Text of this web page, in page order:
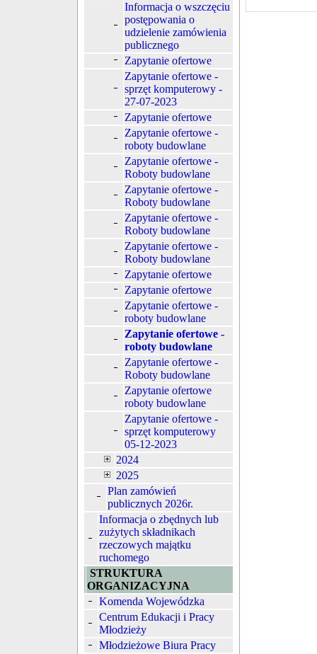
Informacja o wszczęciu
postępowania o
udzielenie zamówienia
publicznego
Zapytanie ofertowe
Zapytanie ofertowe -
sprzęt komputerowy -
27-07-2023
Zapytanie ofertowe
Zapytanie ofertowe -
roboty budowlane
Zapytanie ofertowe -
Roboty budowlane
Zapytanie ofertowe -
Roboty budowlane
Zapytanie ofertowe -
Roboty budowlane
Zapytanie ofertowe -
Roboty budowlane
Zapytanie ofertowe
Zapytanie ofertowe
Zapytanie ofertowe -
roboty budowlane
Zapytanie ofertowe -
roboty budowlane
Zapytanie ofertowe -
Roboty budowlane
Zapytanie ofertowe
roboty budowlane
Zapytanie ofertowe -
sprzęt komputerowy
05-12-2023
2024
2025
Plan zamówień
publicznych 2026r.
Informacja o zbędnych lub
zużytych składnikach
rzeczowych majątku
ruchomego
STRUKTURA
ORGANIZACYJNA
Komenda Wojewódzka
Centrum Edukacji i Pracy
Młodzieży
Młodzieżowe Biura Pracy